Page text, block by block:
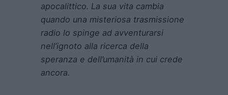
apocalittico. La sua vita cambia
quando una misteriosa trasmissione
radio lo spinge ad avventurarsi
nell’ignoto alla ricerca della
speranza e dell’umanità in cui crede
ancora.